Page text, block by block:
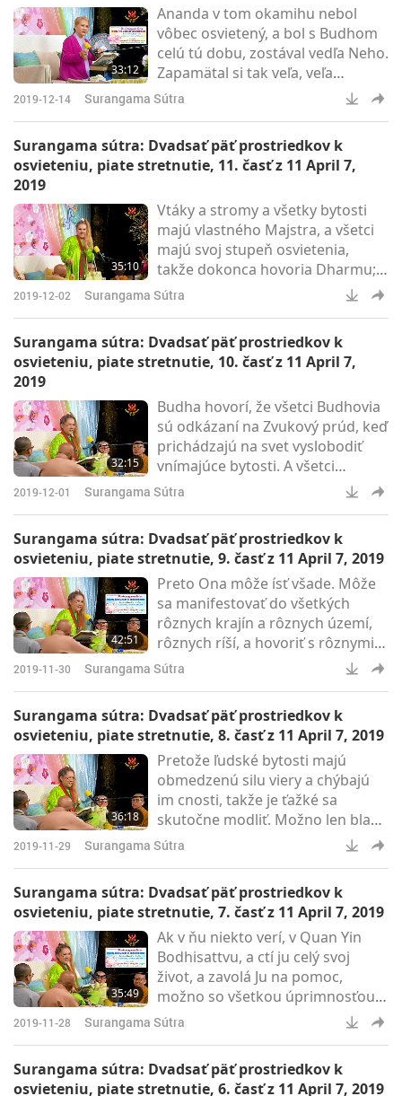
33:12
Ananda v tom okamihu nebol
vôbec osvietený, a bol s Budhom
celú tú dobu, zostával vedľa Neho.
Zapamätal si tak veľa, veľa
diskurzov a zázrakov, ktoré sa
to?! Takže intelektuálna chytrosť
alebo prenikavé schopnosti
Musíme však za to všetko
Ctihodnému Anandovi poďakovať.
2019-12-14 Surangama Sútra
Surangama sútra: Dvadsať päť prostriedkov k
osvieteniu, piate stretnutie, 11. časť z 11 April 7,
2019
35:10
Vtáky a stromy a všetky bytosti
majú vlastného Majstra, a všetci
majú svoj stupeň osvietenia,
takže dokonca hovoria Dharmu;
dokonca kážu. Len vy nemáte uši,
2019-12-02 Surangama Sútra
Surangama sútra: Dvadsať päť prostriedkov k
osvieteniu, piate stretnutie, 10. časť z 11 April 7,
2019
32:15
Budha hovorí, že všetci Budhovia
sú odkázaní na Zvukový prúd, keď
prichádzajú na svet vyslobodiť
vnímajúce bytosti. A všetci
Budhovia, tiež osvietené Bytosti,
Zdroju. Zdroju.
2019-12-01 Surangama Sútra
Surangama sútra: Dvadsať päť prostriedkov k
osvieteniu, piate stretnutie, 9. časť z 11 April 7, 2019
42:51
Preto Ona môže ísť všade. Môže
sa manifestovať do všetkých
rôznych krajín a rôznych území,
rôznych ríší, a hovoriť s rôznymi
bytosťami, aby ich prebudila a
koncentruje, že už pre Ňu
neexistuje fyzický svet. Všetko je
len čisté, čisté svetlo a sila,
duchovná sila.
2019-11-30 Surangama Sútra
Surangama sútra: Dvadsať päť prostriedkov k
osvieteniu, piate stretnutie, 8. časť z 11 April 7, 2019
36:18
Pretože ľudské bytosti majú
obmedzenú silu viery a chýbajú
im cnosti, takže je ťažké sa
skutočne modliť. Možno len bla
bla ale nie srdcom, nie
modlitby nenaplnia. Alebo možno
nie sú dosť čistí, aby to prijali, nie
sú hodní dostať požehnanie a
pomoc od Svätých.
2019-11-29 Surangama Sútra
Surangama sútra: Dvadsať päť prostriedkov k
osvieteniu, piate stretnutie, 7. časť z 11 April 7, 2019
35:49
Ak v ňu niekto verí, v Quan Yin
Bodhisattvu, a ctí ju celý svoj
život, a zavolá Ju na pomoc,
možno so všetkou úprimnosťou,
v zúfalej situácii, pomôže mu.
2019-11-28 Surangama Sútra
Surangama sútra: Dvadsať päť prostriedkov k
osvieteniu, piate stretnutie, 6. časť z 11 April 7, 2019